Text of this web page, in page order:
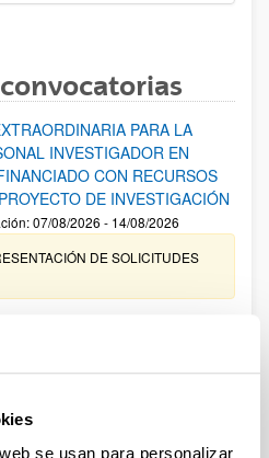
se usan para personalizar
PARA LA
INVESTIGADOR EN
CON RECURSOS
DE INVESTIGACIÓN
07/08/2026 - 14/08/2026
DE SOLICITUDES
adquisición y renovación de
bibliográficos en la
del listado provisional de
23/03/2026: Relación